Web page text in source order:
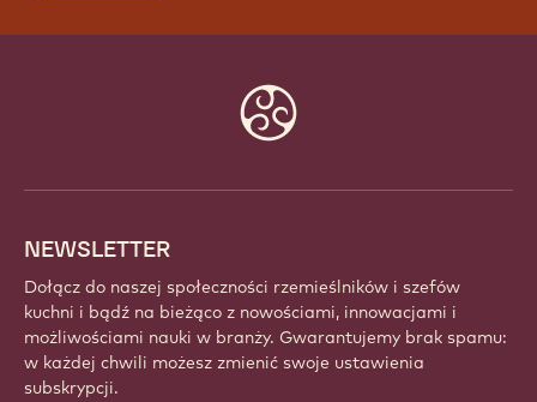
NEWSLETTER
Dołącz do naszej społeczności rzemieślników i szefów
kuchni i bądź na bieżąco z nowościami, innowacjami i
możliwościami nauki w branży. Gwarantujemy brak spamu:
w każdej chwili możesz zmienić swoje ustawienia
subskrypcji.